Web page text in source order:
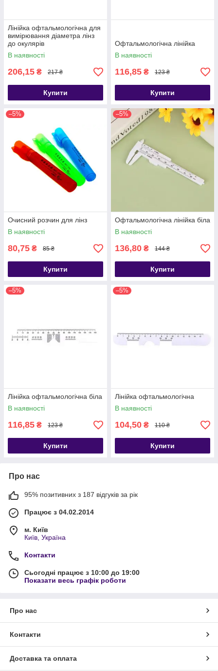
Лінійка офтальмологічна для
вимірювання діаметра лінз
до окулярів
В наявності
206,15 ₴ 217 ₴
Купити
Офтальмологічна лінійка
В наявності
116,85 ₴ 123 ₴
Купити
–5%
Очисний розчин для лінз
В наявності
80,75 ₴ 85 ₴
Купити
–5%
Офтальмологічна лінійка біла
В наявності
136,80 ₴ 144 ₴
Купити
–5%
Лінійка офтальмологічна біла
В наявності
116,85 ₴ 123 ₴
Купити
–5%
Лінійка офтальмологічна
В наявності
104,50 ₴ 110 ₴
Купити
Про нас
95% позитивних з 187 відгуків за рік
Працює з 04.02.2014
м. Київ
Київ, Україна
Контакти
Сьогодні працює з 10:00 до 19:00
Показати весь графік роботи
Про нас
Контакти
Доставка та оплата